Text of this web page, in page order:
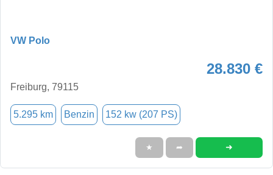
VW Polo
28.830 €
Freiburg, 79115
5.295 km Benzin 152 kw (207 PS)
★ ➦ ➜